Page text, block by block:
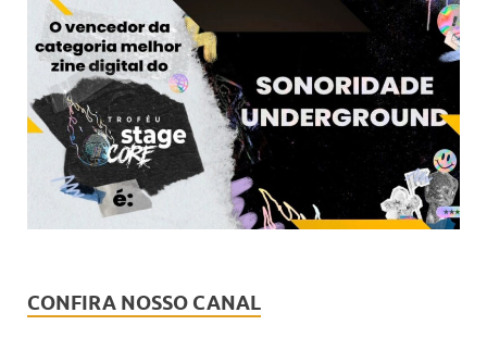
CONFIRA NOSSO CANAL